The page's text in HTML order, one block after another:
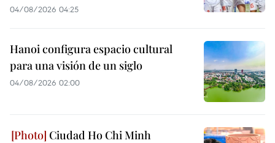
04/08/2026 04:25
Hanoi configura espacio cultural
para una visión de un siglo
04/08/2026 02:00
Ciudad Ho Chi Minh